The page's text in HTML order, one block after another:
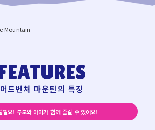
Mountain
어드벤처 마운틴의 특징
필요! 부모와 아이가 함께 즐길 수 있어요!